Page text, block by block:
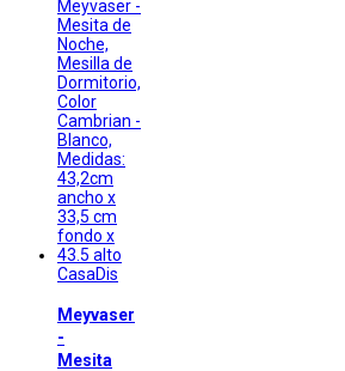
CasaDis
Meyvaser
-
Mesita